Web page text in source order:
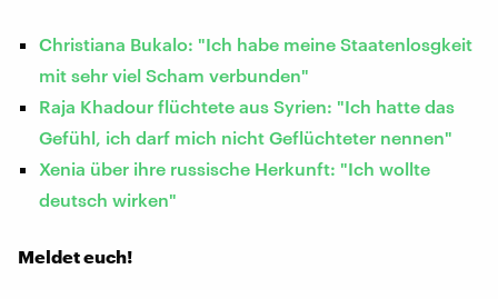
Christiana Bukalo: "Ich habe meine Staatenlosgkeit
mit sehr viel Scham verbunden"
Raja Khadour flüchtete aus Syrien: "Ich hatte das
Gefühl, ich darf mich nicht Geflüchteter nennen"
Xenia über ihre russische Herkunft: "Ich wollte
deutsch wirken"
Meldet euch!